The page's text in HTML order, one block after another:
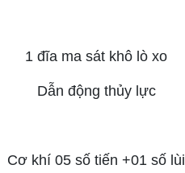
1 đĩa ma sát khô lò xo
Dẫn động thủy lực
Cơ khí 05 số tiến +01 số lùi